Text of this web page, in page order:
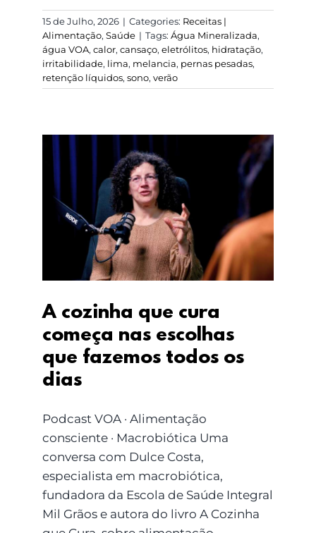
15 de Julho, 2026 | Categories: Receitas |
Alimentação, Saúde | Tags: Água Mineralizada,
água VOA, calor, cansaço, eletrólitos, hidratação,
irritabilidade, lima, melancia, pernas pesadas,
retenção líquidos, sono, verão
A cozinha que cura
começa nas escolhas
que fazemos todos os
dias
A cozinha que cura
começa nas escolhas
que fazemos todos os
dias
Podcast VOA · Alimentação
consciente · Macrobiótica Uma
conversa com Dulce Costa,
especialista em macrobiótica,
fundadora da Escola de Saúde Integral
Mil Grãos e autora do livro A Cozinha